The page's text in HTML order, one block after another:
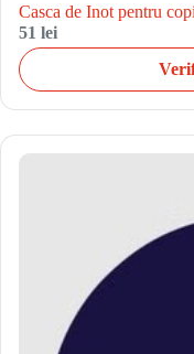
Casca de Inot pentru
51 lei